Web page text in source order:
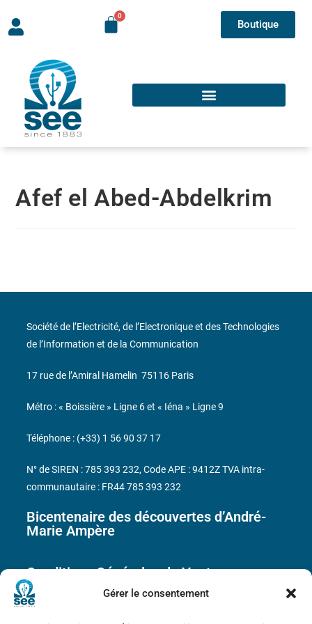
Gérer le consentement
Boutique
Afef el Abed-Abdelkrim
Bicentenaire des découvertes d’André-
Marie Ampère
Conditions Générales de Vente
Société de l’Electricité, de l’Electronique et des Technologies
de l’Information et de la Communication
17 rue de l’Amiral Hamelin 75116 Paris
Métro : « Boissière » Ligne 6 et « Iéna » Ligne 9
Téléphone : (+33) 1 56 90 37 17
N° de SIREN : 785 393 232, Code APE : 9412Z TVA intra-
communautaire : FR44 785 393 232